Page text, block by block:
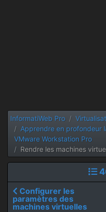
InformatiWeb Pro
Apprendre en profondeur
VMware Workstation Pro
Rendre les machines
Configurer les
paramètres des
machines virtuelles